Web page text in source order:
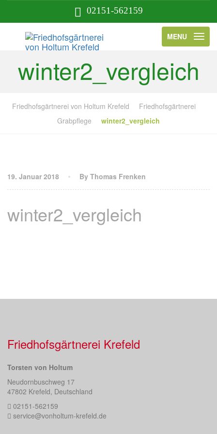
02151-562159
MENU
winter2_vergleich
Friedhofsgärtnerei von Holtum Krefeld
Friedhofsgärtnerei
Grabpflege
winter2_vergleich
19. Januar 2018 By Thomas Frenken
winter2_vergleich
Friedhofsgärtnerei Krefeld
Torsten von Holtum
Neudornbuschweg 17
47802 Krefeld, Deutschland
02151-562159
service@vonholtum-krefeld.de